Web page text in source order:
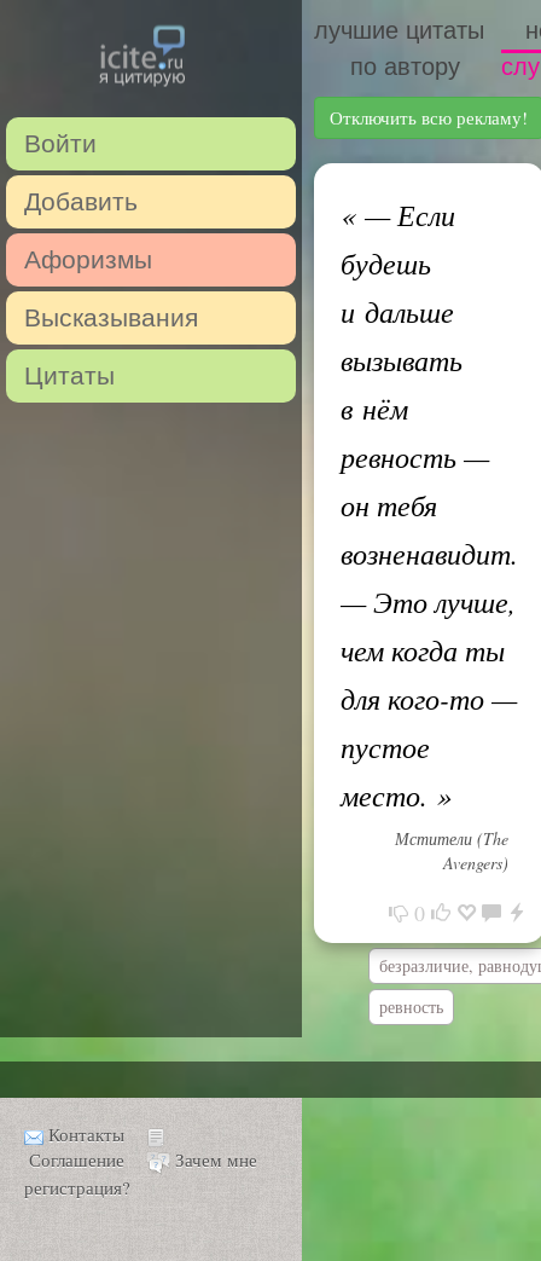
Войти
Добавить
Афоризмы
Высказывания
Цитаты
лучшие цитаты
по автору
Отключить всю рекламу!
«— Если
будешь
и дальше
вызывать
в нём
ревность —
он тебя
возненавидит.
— Это лучше,
чем когда ты
для кого-то —
пустое
место. »
Мстители (The
Avengers)
0
безразличие,
ревность
Контакты
Соглашение
Зачем мне
регистрация?